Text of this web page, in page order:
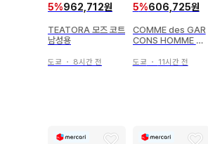
5%962,712원
TEATORA 모즈 코트
남성용
도쿄 ・ 8시간 전
5%606,725원
COMME des GAR
CONS HOMME 피
도쿄 ・ 11시간 전